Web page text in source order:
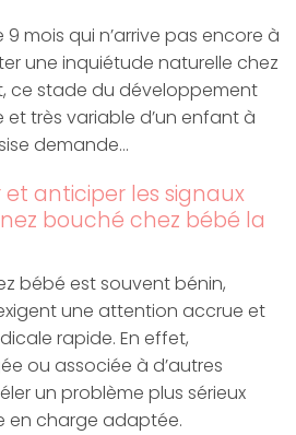
mois qui n’arrive pas encore à
une inquiétude naturelle chez
ce stade du développement
très variable d’un enfant à
demande…
anticiper les signaux
bouché chez bébé la
bébé est souvent bénin,
une attention accrue et
rapide. En effet,
ou associée à d’autres
un problème plus sérieux
en charge adaptée.